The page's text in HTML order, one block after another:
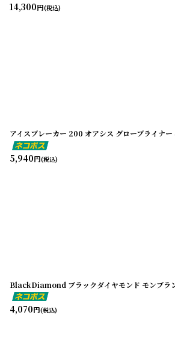
14,300円(税込)
アイスブレーカー 200 オアシス グローブライナ
5,940円(税込)
BlackDiamond ブラックダイヤモンド モンブラ
4,070円(税込)